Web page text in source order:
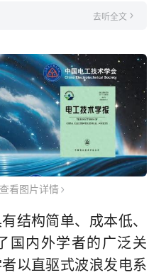
去听全文
看图片详情
结构简单、成本低、
国内外学者的广泛关
以直驱式波浪发电系